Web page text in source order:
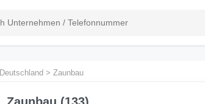
Deutschland >Zaunbau